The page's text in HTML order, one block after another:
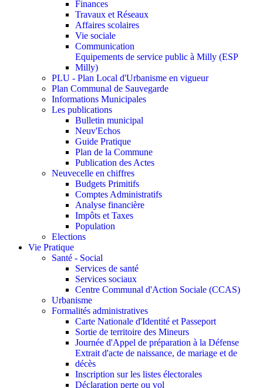
Finances
Travaux et Réseaux
Affaires scolaires
Vie sociale
Communication
Equipements de service public à Milly (ESP
Milly)
PLU - Plan Local d'Urbanisme en vigueur
Plan Communal de Sauvegarde
Informations Municipales
Les publications
Bulletin municipal
Neuv'Echos
Guide Pratique
Plan de la Commune
Publication des Actes
Neuvecelle en chiffres
Budgets Primitifs
Comptes Administratifs
Analyse financière
Impôts et Taxes
Population
Elections
Vie Pratique
Santé - Social
Services de santé
Services sociaux
Centre Communal d'Action Sociale (CCAS)
Urbanisme
Formalités administratives
Carte Nationale d'Identité et Passeport
Sortie de territoire des Mineurs
Journée d'Appel de préparation à la Défense
Extrait d'acte de naissance, de mariage et de
décès
Inscription sur les listes électorales
Déclaration perte ou vol